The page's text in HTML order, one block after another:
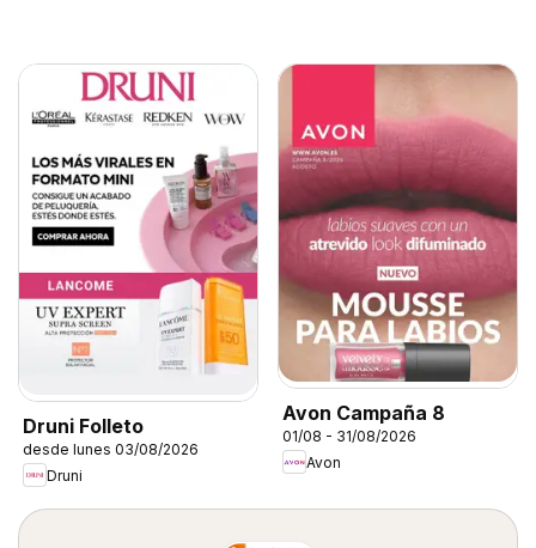
Druni Folleto
desde lunes 03/08/2026
Druni
Avon Campaña 8
01/08 - 31/08/2026
Avon